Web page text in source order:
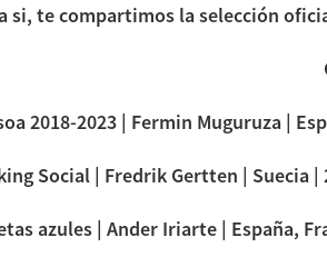
si, te compartimos la selección
2018-2023 | Fermin Muguruza |
Social | Fredrik Gertten | Suecia
azules | Ander Iriarte | España,